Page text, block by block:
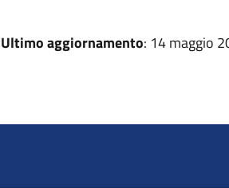
Ultimo aggiornamento: 14 maggio